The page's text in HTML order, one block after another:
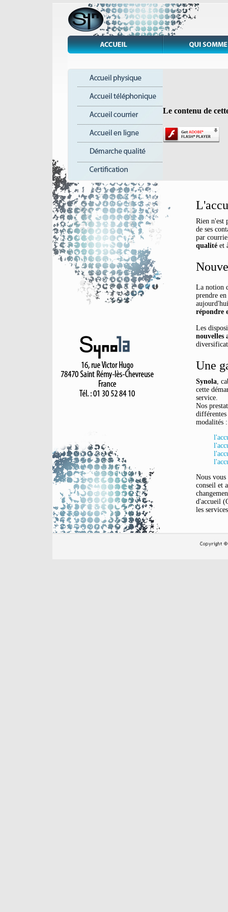
Le contenu de
Rien n'est
de ses
par
qualitéet
La notion
prendre
répondre
Les
nouvelles
Une
Synola,
cette
service.
Nos
différentes
modalités :
Nous
conseil et
d'accueil
les